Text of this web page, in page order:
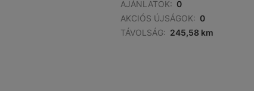
AJÁNLATOK: 0
AKCIÓS ÚJSÁGOK: 0
TÁVOLSÁG: 245,58 km